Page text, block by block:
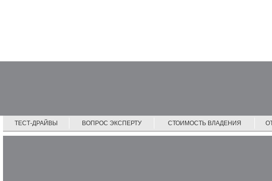
ТЕСТ-ДРАЙВЫ ВОПРОС ЭКСПЕРТУ СТОИМОСТЬ ВЛАДЕНИЯ